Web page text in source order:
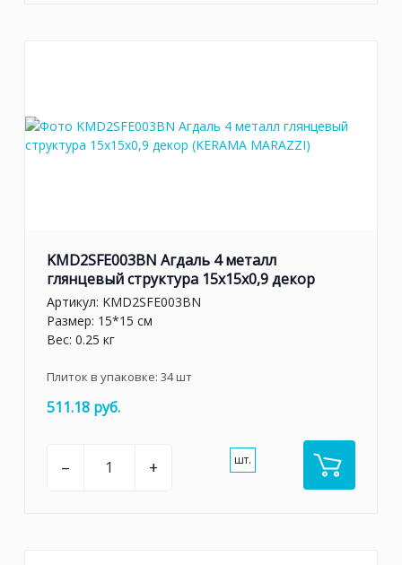
KMD2SFE003BN Агдаль 4 металл
глянцевый структура 15x15x0,9 декор
Артикул: KMD2SFE003BN
Размер: 15*15 см
Вес: 0.25 кг
Плиток в упаковке: 34шт
511.18 руб.
– + шт.